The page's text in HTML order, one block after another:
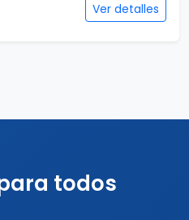
Ver detalles
todos